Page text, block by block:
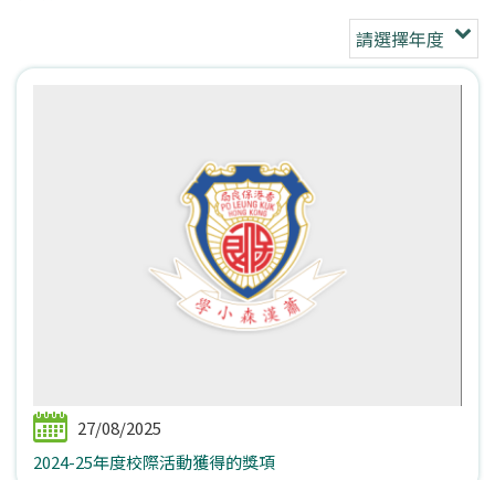
請選擇年度
27/08/2025
2024-25年度校際活動獲得的獎項